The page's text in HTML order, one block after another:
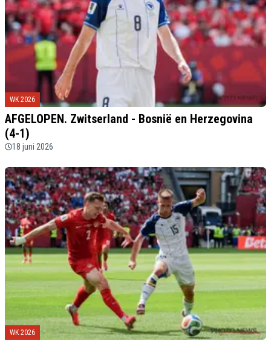
WK 2026
AFGELOPEN. Zwitserland - Bosnië en Herzegovina
(4-1)
18 juni 2026
WK 2026